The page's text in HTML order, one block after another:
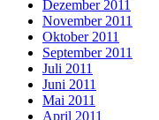
Dezember 2011
November 2011
Oktober 2011
September 2011
Juli 2011
Juni 2011
Mai 2011
April 2011